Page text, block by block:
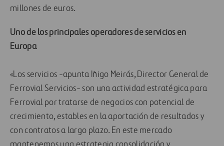
millones de euros.
Uno de los principales operadores de servicios en
Europa
«Los servicios -apunta Iñigo Meirás, Director General de
Ferrovial Servicios- son una actividad estratégica para
Ferrovial por tratarse de negocios con potencial de
crecimiento, estables en la aportación de resultados y
con contratos a largo plazo. En este mercado